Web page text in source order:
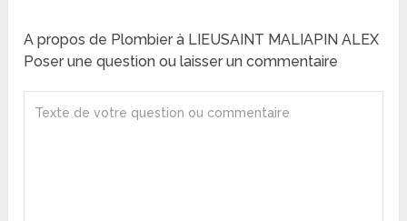
A propos de Plombier à LIEUSAINT MALIAPIN ALEX
Poser une question ou laisser un commentaire